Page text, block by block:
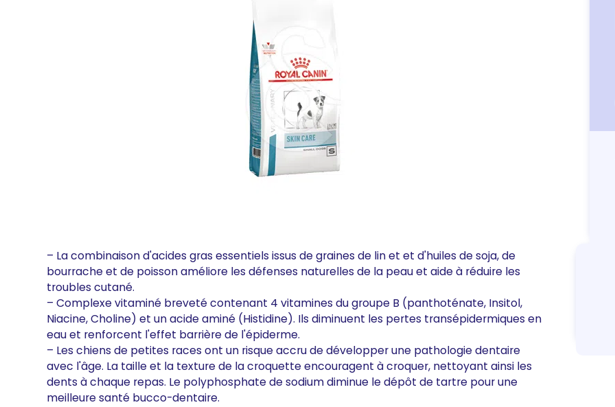
– La combinaison d'acides gras essentiels issus de graines de lin et et d'huiles de soja, de
bourrache et de poisson améliore les défenses naturelles de la peau et aide à réduire les
troubles cutané.
– Complexe vitaminé breveté contenant 4 vitamines du groupe B (panthoténate, Insitol,
Niacine, Choline) et un acide aminé (Histidine). Ils diminuent les pertes transépidermiques en
eau et renforcent l'effet barrière de l'épiderme.
– Les chiens de petites races ont un risque accru de développer une pathologie dentaire
avec l'âge. La taille et la texture de la croquette encouragent à croquer, nettoyant ainsi les
dents à chaque repas. Le polyphosphate de sodium diminue le dépôt de tartre pour une
meilleure santé bucco-dentaire.